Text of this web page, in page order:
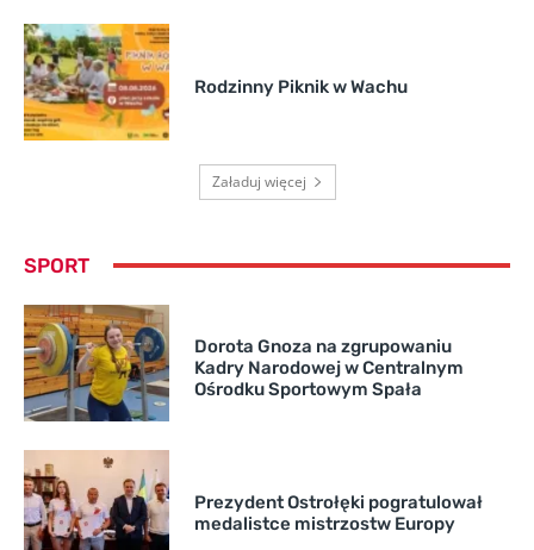
Rodzinny Piknik w Wachu
Załaduj więcej
SPORT
Dorota Gnoza na zgrupowaniu
Kadry Narodowej w Centralnym
Ośrodku Sportowym Spała
Prezydent Ostrołęki pogratulował
medalistce mistrzostw Europy